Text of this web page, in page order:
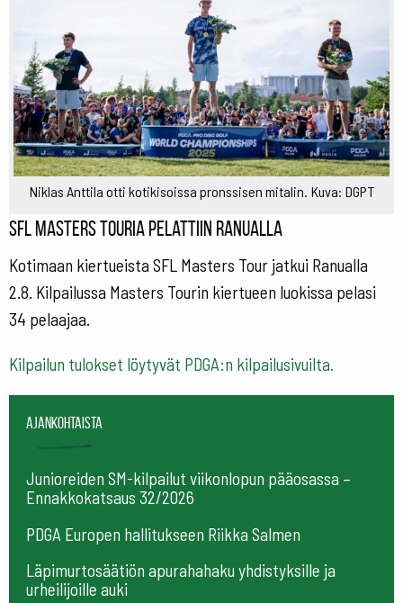
Niklas Anttila otti kotikisoissa pronssisen mitalin. Kuva: DGPT
SFL Masters Touria pelattiin Ranualla
Kotimaan kiertueista SFL Masters Tour jatkui Ranualla
2.8. Kilpailussa Masters Tourin kiertueen luokissa pelasi
34 pelaajaa.
Kilpailun tulokset löytyvät PDGA:n kilpailusivuilta.
Ajankohtaista
Junioreiden SM-kilpailut viikonlopun pääosassa –
Ennakkokatsaus 32/2026
PDGA Europen hallitukseen Riikka Salmen
Läpimurtosäätiön apurahahaku yhdistyksille ja
urheilijoille auki